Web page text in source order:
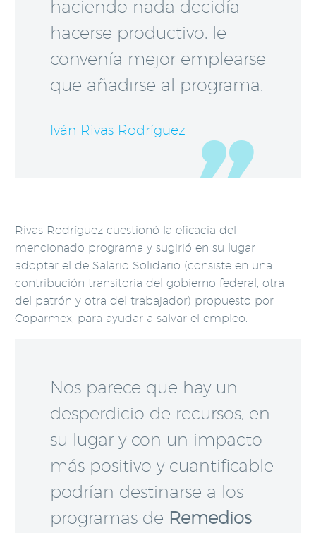
haciendo nada decidía
hacerse productivo, le
convenía mejor emplearse
que añadirse al programa.
Iván Rivas Rodríguez
Rivas Rodríguez cuestionó la eficacia del
mencionado programa y sugirió en su lugar
adoptar el de Salario Solidario (consiste en una
contribución transitoria del gobierno federal, otra
del patrón y otra del trabajador) propuesto por
Coparmex, para ayudar a salvar el empleo.
Nos parece que hay un
desperdicio de recursos, en
su lugar y con un impacto
más positivo y cuantificable
podrían destinarse a los
programas de Remedios